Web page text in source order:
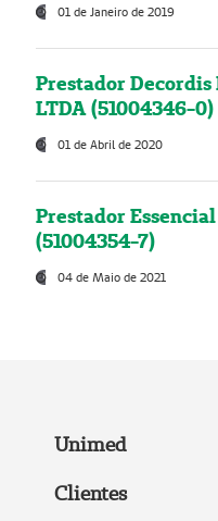
01 de Janeiro de 2019
Prestador
LTDA (51004346-0)
01 de Abril de 2020
Prestador
(51004354-7)
04 de Maio de 2021
Unimed
Clientes